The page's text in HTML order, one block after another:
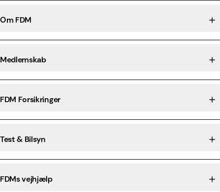
Om FDM
Medlemskab
FDM Forsikringer
Test & Bilsyn
FDMs vejhjælp